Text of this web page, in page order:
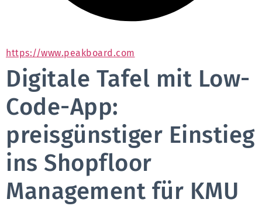
https://www.peakboard.com
Digitale Tafel mit Low-
Code-App:
preisgünstiger Einstieg
ins Shopfloor
Management für KMU